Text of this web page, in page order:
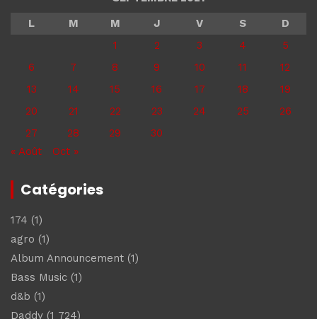
L
M M J V S
D
1
2 3 4
5
6
7 8 9 10 11
12
13
14 15 16 17 18
19
20
21 22 23 24 25
26
27
28 29
30
« Août
Oct »
Catégories
174 (1)
agro (1)
Album Announcement (1)
Bass Music (1)
d&b (1)
Daddy (1 724)